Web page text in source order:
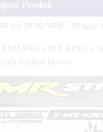
Produk
s/d 18.00 WIB , Minggu
YAMAHA » MX KING »
Carbon Brown